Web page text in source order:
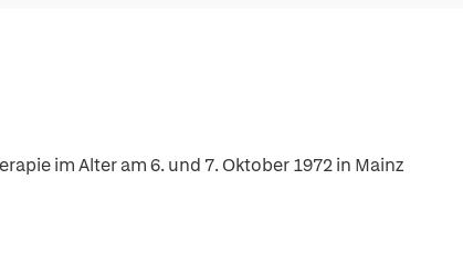
im Alter am 6. und 7. Oktober 1972 in Mainz